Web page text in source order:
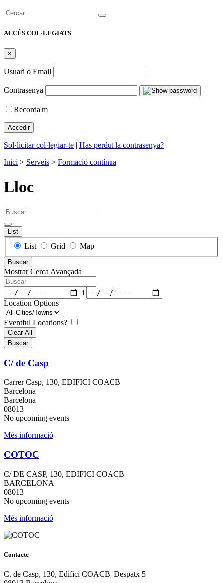
Cercar:
ACCÉS COL·LEGIATS
×
Usuari o Email
Contrasenya
Recorda'm
Sol·licitar col·legiar-te | Has perdut la contrasenya?
Inici > Serveis > Formació contínua
Lloc
Buscar
List
Search
View
Type
List Grid Map
Buscar
Mostrar Cerca Avançada
Buscar
Dates
i
Location Options
City/Town
Eventful Locations?
Clear All
Buscar
C/ de Casp
Carrer Casp, 130, EDIFICI COACB
Barcelona
Barcelona
08013
No upcoming events
Més informació
COTOC
C/ DE CASP, 130, EDIFICI COACB
BARCELONA
08013
No upcoming events
Més informació
Contacte
C. de Casp, 130, Edifici COACB, Despatx 5